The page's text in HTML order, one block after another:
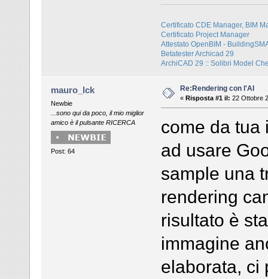
Certificato CDE Manager, BIM
Certificato Project Manager
Attestato OpenBIM -
Betatester Archicad 29
ArchiCAD 29 :: Solibri Model
mauro_lck
Newbie
...sono qui da poco, il mio miglior
amico è il pulsante RICERCA
Post: 64
Re:Rendering con l'AI
« Risposta #1 il: 22 Ottobre
come da tua
ad usare
sample una
rendering
risultato è
immagine
elaborata, ci